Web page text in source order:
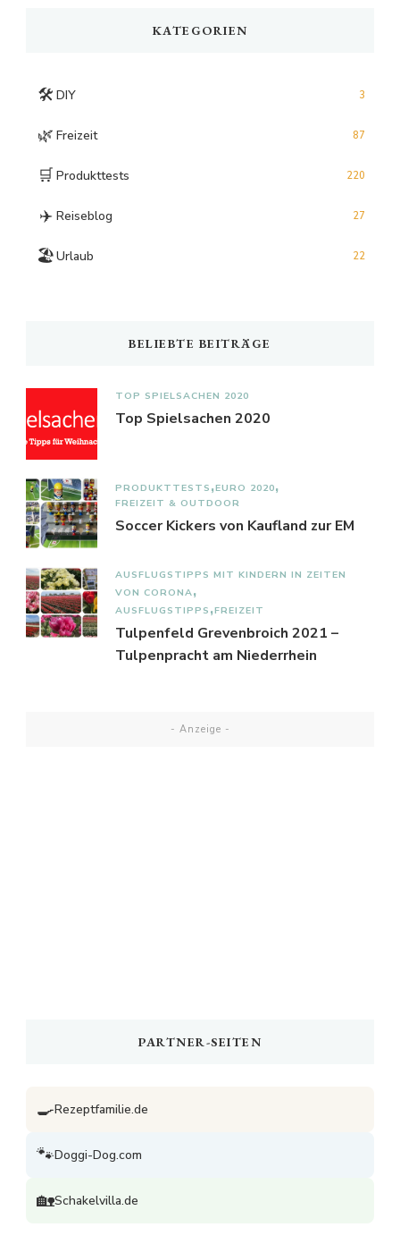
KATEGORIEN
🛠️ DIY 3
🌿 Freizeit 87
🛒 Produkttests 220
✈️ Reiseblog 27
🏖️Urlaub 22
BELIEBTE BEITRÄGE
TOP SPIELSACHEN 2020
Top Spielsachen 2020
PRODUKTTESTS EURO 2020
FREIZEIT & OUTDOOR
Soccer Kickers von Kaufland zur EM
AUSFLUGSTIPPS MIT KINDERN IN ZEITEN
VON CORONA
AUSFLUGSTIPPS FREIZEIT
Tulpenfeld Grevenbroich 2021 –
Tulpenpracht am Niederrhein
- Anzeige -
PARTNER-SEITEN
🍳Rezeptfamilie.de
🐾Doggi-Dog.com
🏡Schakelvilla.de